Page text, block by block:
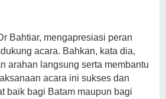
Bahtiar, mengapresiasi peran
acara. Bahkan, kata dia,
arahan langsung serta membantu
acara ini sukses dan
baik bagi Batam maupun bagi